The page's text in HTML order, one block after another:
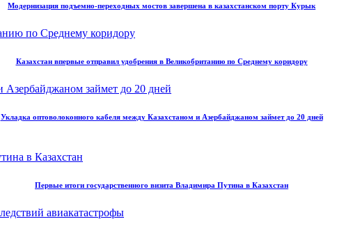
Модернизация подъемно-переходных мостов завершена в казахстанском порту Курык
Казахстан впервые отправил удобрения в Великобританию по Среднему коридору
Укладка оптоволоконного кабеля между Казахстаном и Азербайджаном займет до 20 дней
Первые итоги государственного визита Владимира Путина в Казахстан